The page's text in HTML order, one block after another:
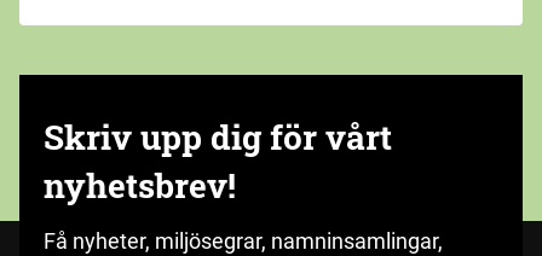
Skriv upp dig för vårt
nyhetsbrev!
Få nyheter, miljösegrar, namninsamlingar,